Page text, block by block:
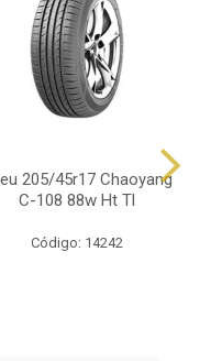
205/45r17 Chaoyang
C-108 88w Ht Tl
Código: 14242